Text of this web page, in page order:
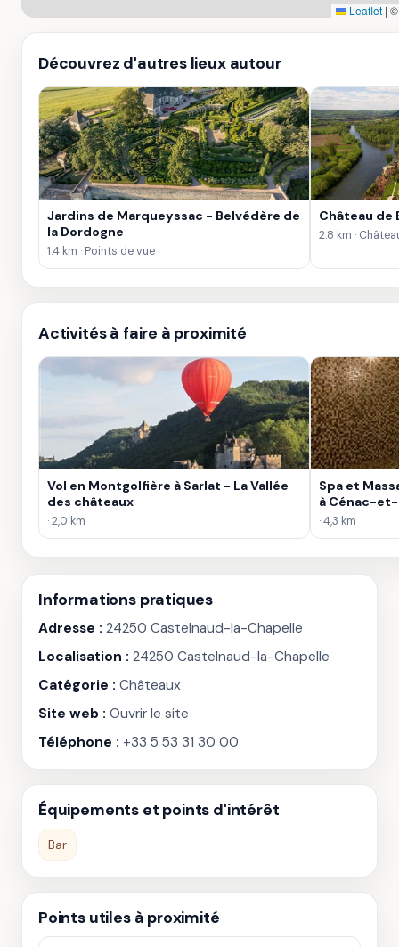
Leaflet |
Découvrez d'autres lieux autour
Jardins de Marqueyssac - Belvédère de
la Dordogne
1.4 km · Points de vue
Château de
2.8 km ·
Activités à faire à proximité
Vol en Montgolfière à Sarlat - La Vallée
des châteaux
· 2,0 km
Spa et
à Cénac-
· 4,3 km
Informations pratiques
Adresse : 24250 Castelnaud-la-Chapelle
Localisation : 24250 Castelnaud-la-Chapelle
Catégorie : Châteaux
Site web : Ouvrir le site
Téléphone : +33 5 53 31 30 00
Équipements et points d'intérêt
Bar
Points utiles à proximité